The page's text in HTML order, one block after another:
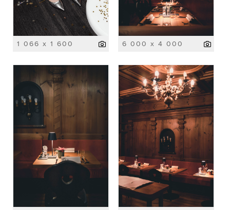
1 066 x 1 600 6 000 x 4 000